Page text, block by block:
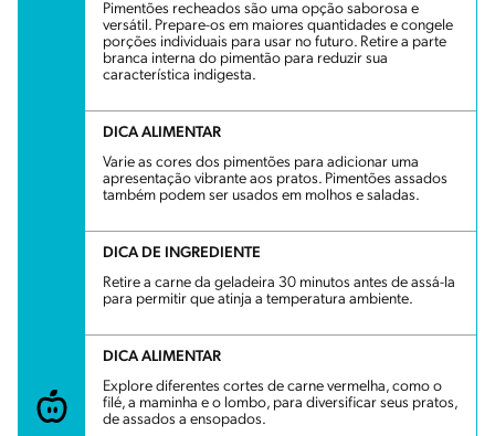
Pimentões recheados são uma opção saborosa e
versátil. Prepare-os em maiores quantidades e congele
porções individuais para usar no futuro. Retire a parte
branca interna do pimentão para reduzir sua
característica indigesta.
DICA ALIMENTAR
Varie as cores dos pimentões para adicionar uma
apresentação vibrante aos pratos. Pimentões assados
também podem ser usados em molhos e saladas.
DICA DE INGREDIENTE
Retire a carne da geladeira 30 minutos antes de assá-la
para permitir que atinja a temperatura ambiente.
DICA ALIMENTAR
Explore diferentes cortes de carne vermelha, como o
filé, a maminha e o lombo, para diversificar seus pratos,
de assados a ensopados.